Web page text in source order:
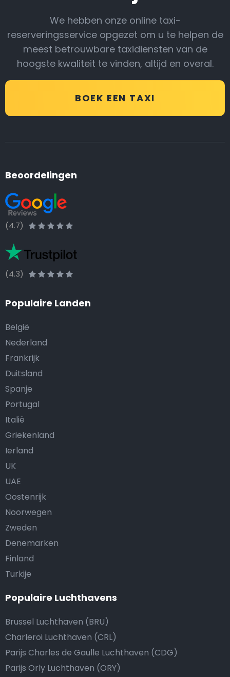
We hebben onze online taxi-
reserveringsservice opgezet om u te helpen de
meest betrouwbare taxidiensten van de
hoogste kwaliteit te vinden, altijd en overal.
BOEK EEN TAXI
Beoordelingen
(4.7)
(4.3)
Populaire Landen
België
Nederland
Frankrijk
Duitsland
Spanje
Portugal
Italië
Griekenland
Ierland
UK
UAE
Oostenrijk
Noorwegen
Zweden
Denemarken
Finland
Turkije
Populaire Luchthavens
Brussel Luchthaven (BRU)
Charleroi Luchthaven (CRL)
Parijs Charles de Gaulle Luchthaven (CDG)
Parijs Orly Luchthaven (ORY)